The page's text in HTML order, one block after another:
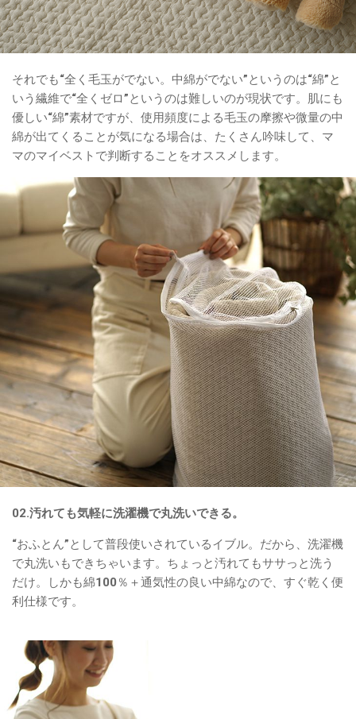
それでも“全く毛玉がでない。中綿がでない”というのは“綿”と
いう繊維で“全くゼロ”というのは難しいのが現状です。肌にも
優しい“綿”素材ですが、使用頻度による毛玉の摩擦や微量の中
綿が出てくることが気になる場合は、たくさん吟味して、マ
マのマイベストで判断することをオススメします。
02.汚れても気軽に洗濯機で丸洗いできる。
“おふとん”として普段使いされているイブル。だから、洗濯機
で丸洗いもできちゃいます。ちょっと汚れてもササっと洗う
だけ。しかも綿100％＋通気性の良い中綿なので、すぐ乾く便
利仕様です。